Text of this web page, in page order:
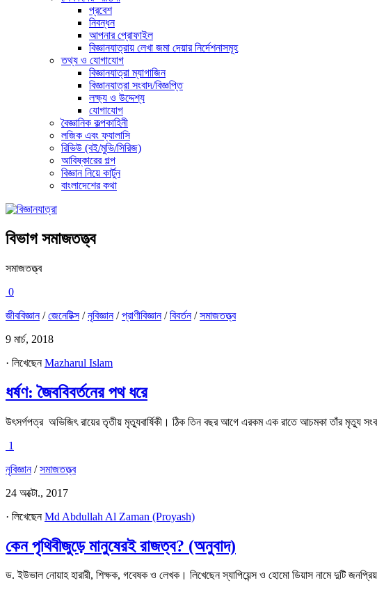
প্রবেশ
নিবন্ধন
আপনার প্রোফাইল
বিজ্ঞানযাত্রায় লেখা জমা দেয়ার নির্দেশনাসমূহ
তথ্য ও যোগাযোগ
বিজ্ঞানযাত্রা ম্যাগাজিন
বিজ্ঞানযাত্রা সংবাদ/বিজ্ঞপ্তি
লক্ষ্য ও উদ্দেশ্য
যোগাযোগ
বৈজ্ঞানিক কল্পকাহিনী
লজিক এবং ফ্যালাসি
রিভিউ (বই/মুভি/সিরিজ)
আবিষ্কারের গল্প
বিজ্ঞান নিয়ে কার্টুন
বাংলাদেশের কথা
বিভাগসমাজতত্ত্ব
সমাজতত্ত্ব
0
জীববিজ্ঞান/জেনেটিক্স/নৃবিজ্ঞান/প্রাণীবিজ্ঞান/বিবর্তন/সমাজতত্ত্ব
9 মার্চ, 2018
· লিখেছেনMazharul Islam
ধর্ষণ: জৈববিবর্তনের পথ ধরে
উৎসর্গপত্র অভিজিৎ রায়ের তৃতীয় মৃত্যুবার্ষিকী। ঠিক তিন বছর আগে এরকম এক রাতে আচমকা তাঁর মৃত্যু
1
নৃবিজ্ঞান/সমাজতত্ত্ব
24 অক্টো., 2017
· লিখেছেনMd Abdullah Al Zaman (Proyash)
কেন পৃথিবীজুড়ে মানুষেরই রাজত্ব? (অনুবাদ)
ড. ইউভাল নোয়াহ হারারী, শিক্ষক, গবেষক ও লেখক। লিখেছেন স্যাপিয়েন্স ও হোমো ডিয়াস নামে দুটি